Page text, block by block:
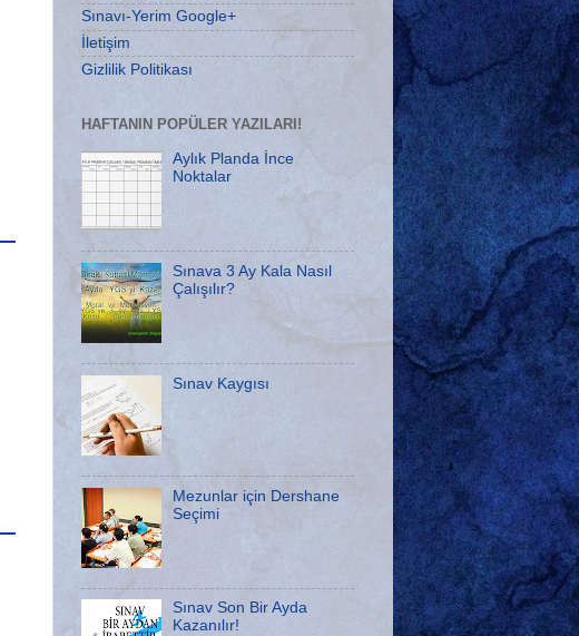
Sınavı-Yerim Google+
İletişim
Gizlilik Politikası
HAFTANIN POPÜLER YAZILARI!
Aylık Planda İnce
Noktalar
Sınava 3 Ay Kala Nasıl
Çalışılır?
Sınav Kaygısı
Mezunlar için Dershane
Seçimi
Sınav Son Bir Ayda
Kazanılır!